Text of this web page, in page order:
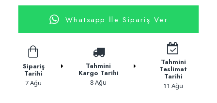
Whatsapp İle Sipariş Ver
Sipariş
Tarihi
7 Ağu
Tahmini
Kargo Tarihi
8 Ağu
Tahmini
Teslimat
Tarihi
11 Ağu